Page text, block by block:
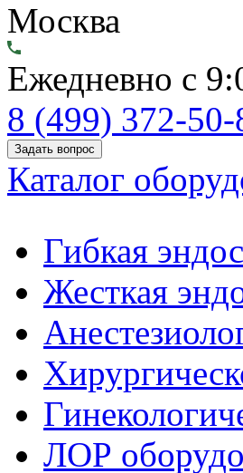
Москва
Ежедневно с
8 (499) 372-50-
Задать вопрос
Каталог
Гибкая
Жесткая
ЛОР